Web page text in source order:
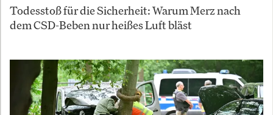
Todesstoß für die Sicherheit: Warum Merz nach
dem CSD-Beben nur heißes Luft bläst